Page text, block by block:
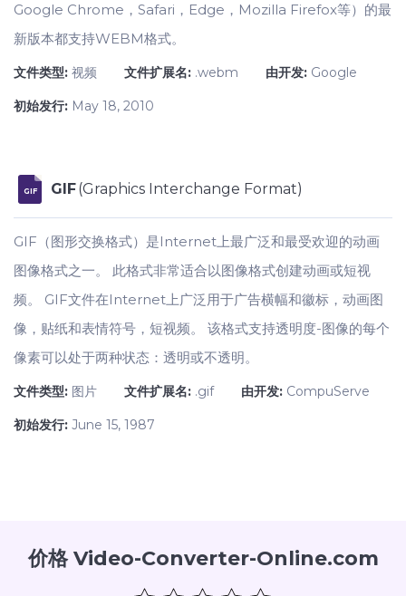
Google Chrome，Safari，Edge，Mozilla Firefox等）的最
新版本都支持WEBM格式。
文件类型: 视频 文件扩展名: .webm 由开发: Google
初始发行: May 18, 2010
GIF GIF(Graphics Interchange Format)
GIF（图形交换格式）是Internet上最广泛和最受欢迎的动画
图像格式之一。 此格式非常适合以图像格式创建动画或短视
频。 GIF文件在Internet上广泛用于广告横幅和徽标，动画图
像，贴纸和表情符号，短视频。 该格式支持透明度-图像的每个
像素可以处于两种状态：透明或不透明。
文件类型: 图片 文件扩展名: .gif 由开发: CompuServe
初始发行: June 15, 1987
价格 Video-Converter-Online.com